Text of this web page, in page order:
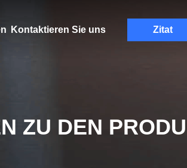
Kontaktieren Sie uns Zitat
ZU DEN